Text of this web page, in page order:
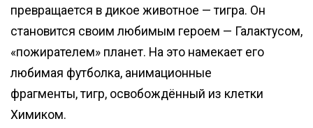
превращается в дикое животное — тигра. Он
становится своим любимым героем — Галактусом,
«пожирателем» планет. На это намекает его
любимая футболка, анимационные
фрагменты, тигр, освобождённый из клетки
Химиком.